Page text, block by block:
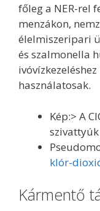
főleg a NER-rel
menzákon,
élelmiszeripari
és szalmonella
használatosak.
Kép:> A
klór-
Kármentő